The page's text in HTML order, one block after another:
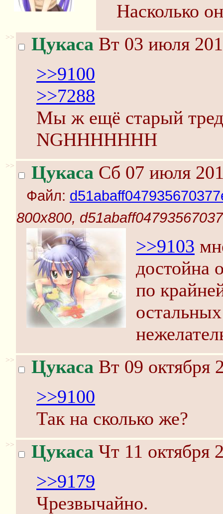
Насколько
>> Цукаса Вт 03 июля
>>9100
>>7288
Мы ж ещё старый
NGHHHHHHH
>> Цукаса Сб 07 июля
Файл:
800x800,
>>9103
достойна
по
>> Цукаса Вт 09 октября
>>9100
Так на сколько же?
>> Цукаса Чт 11 октября
>>9179
Чрезвычайно.